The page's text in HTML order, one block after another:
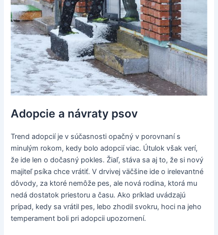
Adopcie a návraty psov
Trend adopcií je v súčasnosti opačný v porovnaní s
minulým rokom, kedy bolo adopcií viac. Útulok však verí,
že ide len o dočasný pokles. Žiaľ, stáva sa aj to, že si nový
majiteľ psíka chce vrátiť. V drvivej väčšine ide o irelevantné
dôvody, za ktoré nemôže pes, ale nová rodina, ktorá mu
nedá dostatok priestoru a času. Ako príklad uvádzajú
prípad, kedy sa vrátil pes, lebo zhodil svokru, hoci na jeho
temperament boli pri adopcii upozornení.